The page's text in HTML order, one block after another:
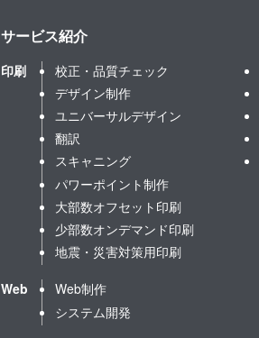
サービス紹介
印刷
校正・品質チェック
デザイン制作
ユニバーサルデザイン
翻訳
スキャニング
パワーポイント制作
大部数オフセット印刷
少部数オンデマンド印刷
地震・災害対策用印刷
Web
Web制作
システム開発